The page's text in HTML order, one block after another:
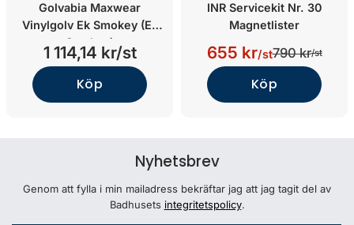
Golvabia Maxwear
Vinylgolv Ek Smokey (Ek
Smokey)
1 114,14 kr/st
Köp
INR Servicekit Nr. 30
Magnetlister
655 kr/st790 kr/st
Köp
Nyhetsbrev
Genom att fylla i min mailadress bekräftar jag att jag tagit del av
Badhusets integritetspolicy.